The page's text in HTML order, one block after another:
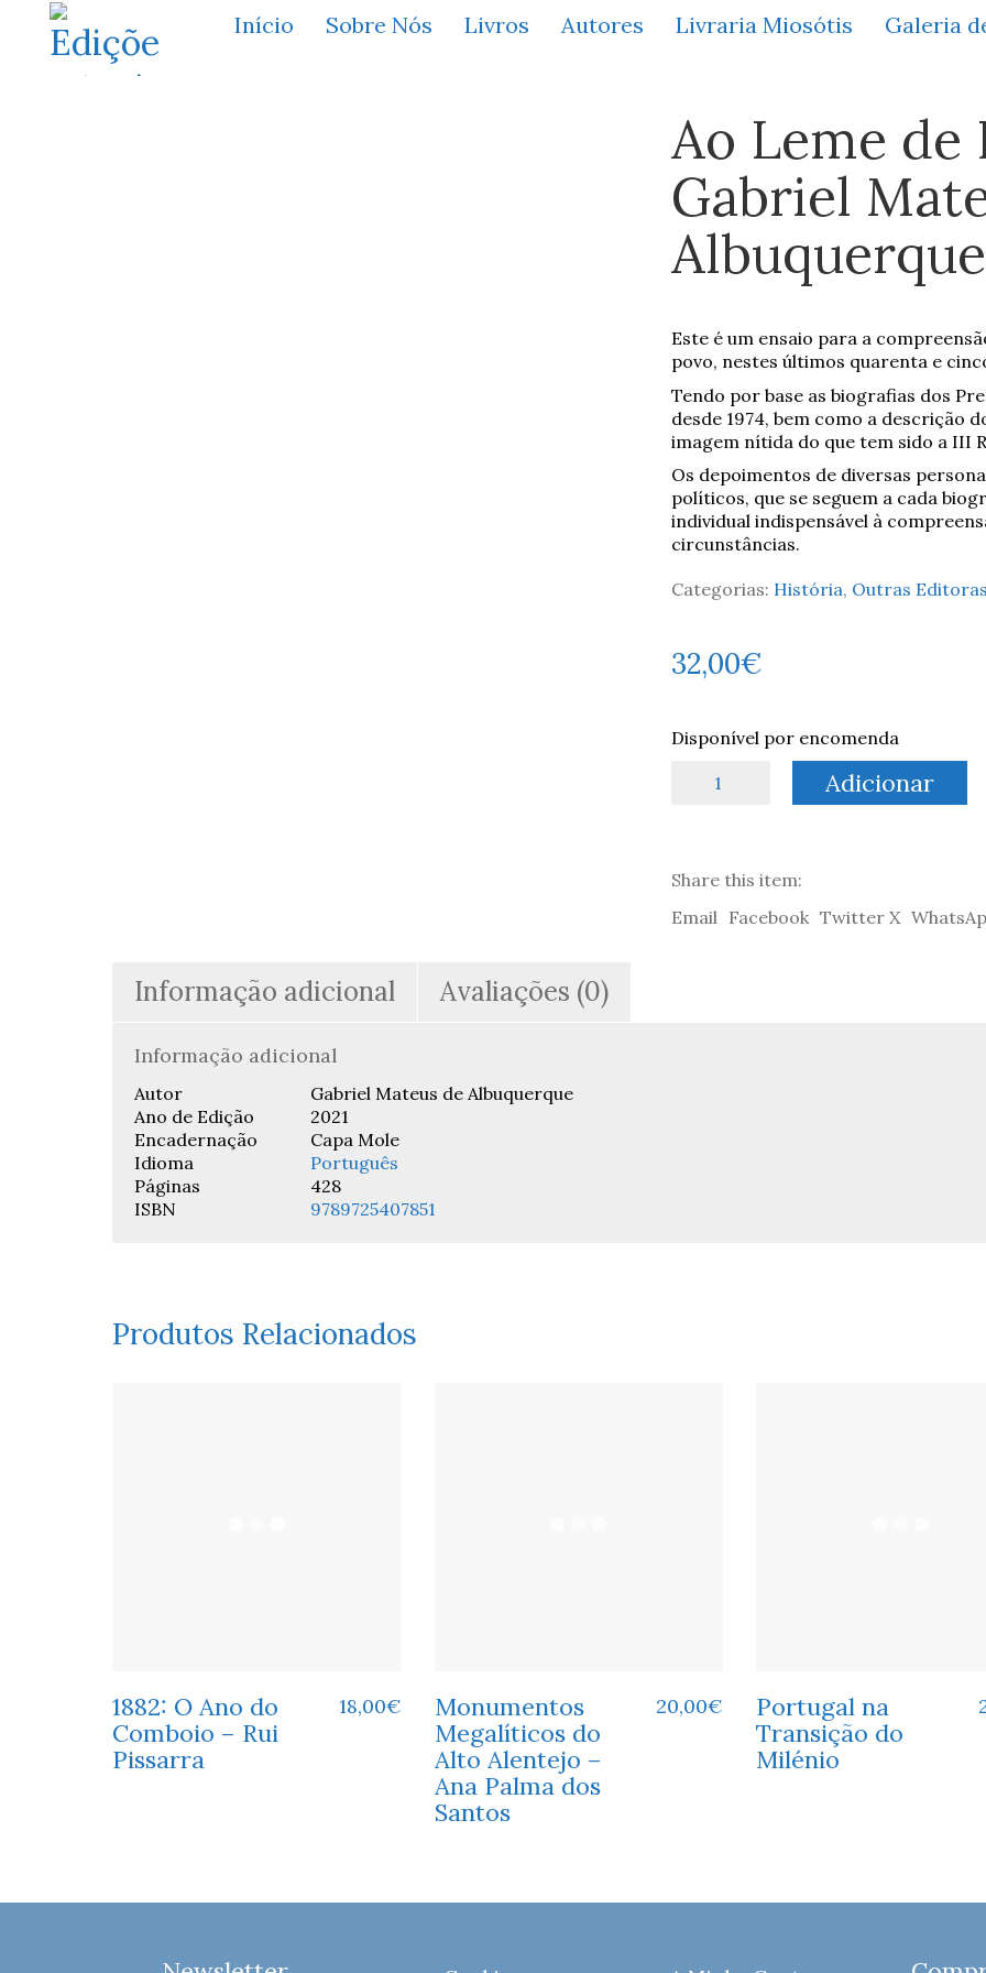
Início Sobre Nós Livros Autores Livraria Miosótis Galeria
Ao Leme de
Gabriel
Albuquerque
Este é um ensaio para a
povo, nestes últimos quarenta e
Tendo por base as biografias dos
desde 1974, bem como a descrição
imagem nítida do que tem sido a III
Os depoimentos de diversas
políticos, que se seguem a cada
individual indispensável à
circunstâncias.
Categorias: História, Outras Editoras
32,00€
Disponível por encomenda
Portugal
-
Adicionar
Share this item:
Email Facebook Twitter X
Informação adicional Avaliações (0)
Informação adicional
Autor
Gabriel Mateus de Albuquerque
Ano de Edição
2021
Encadernação
Capa Mole
Idioma
Português
Páginas
428
ISBN
9789725407851
Produtos Relacionados
1882: O Ano do
Comboio – Rui
Pissarra
18,00€
Monumentos
Megalíticos do
Alto Alentejo –
Ana Palma dos
Santos
20,00€
Portugal na
Transição do
Milénio